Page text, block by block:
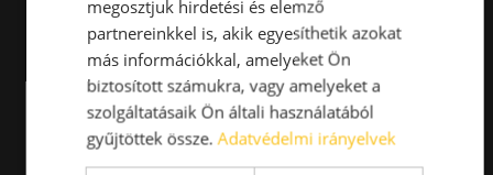
megosztjuk hirdetési és elemző
partnereinkkel is, akik egyesíthetik azokat
más információkkal, amelyeket Ön
biztosított számukra, vagy amelyeket a
szolgáltatásaik Ön általi használatából
gyűjtöttek össze.Adatvédelmi irányelvek